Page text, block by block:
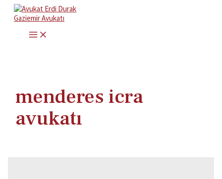
İçeriğe
atla
MAIN
MENU
menderes icra
avukatı